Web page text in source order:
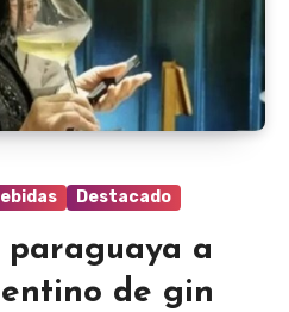
Destacado
paraguaya a
de gin